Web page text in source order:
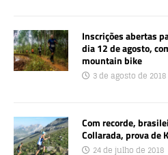
Inscrições abertas
dia 12 de agosto,
mountain bike
3 de agosto de 2018
Com recorde,
Collarada, prova de
24 de julho de 2018